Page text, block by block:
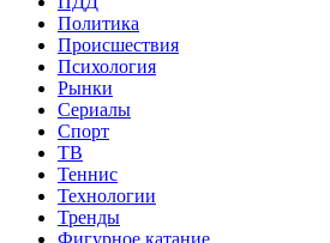
Политика
Происшествия
Психология
Рынки
Сериалы
Спорт
ТВ
Теннис
Технологии
Тренды
Фигурное катание